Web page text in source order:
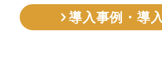
導入事例・導